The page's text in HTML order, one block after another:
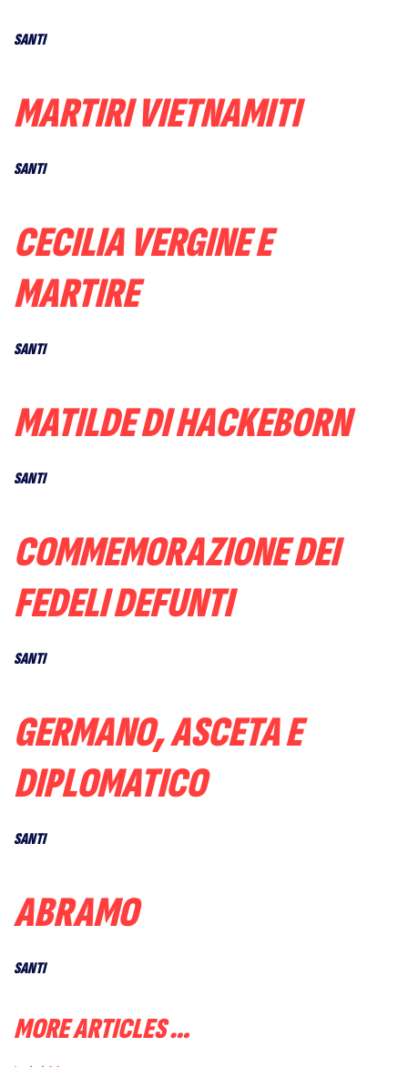
SANTI
MARTIRI VIETNAMITI
SANTI
CECILIA VERGINE E
MARTIRE
SANTI
MATILDE DI HACKEBORN
SANTI
COMMEMORAZIONE DEI
FEDELI DEFUNTI
SANTI
GERMANO, ASCETA E
DIPLOMATICO
SANTI
ABRAMO
SANTI
MORE ARTICLES …